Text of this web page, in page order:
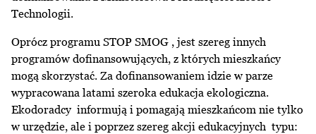
Technologii.
Oprócz programu STOP SMOG , jest szereg innych
programów dofinansowujących, z których mieszkańcy
mogą skorzystać. Za dofinansowaniem idzie w parze
wypracowana latami szeroka edukacja ekologiczna.
Ekodoradcy informują i pomagają mieszkańcom nie tylko
w urzędzie, ale i poprzez szereg akcji edukacyjnych typu: